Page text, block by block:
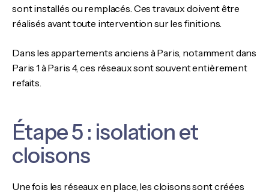
sont installés ou remplacés. Ces travaux doivent être
réalisés avant toute intervention sur les finitions.
Dans les appartements anciens à Paris, notamment dans
Paris 1 à Paris 4, ces réseaux sont souvent entièrement
refaits.
Étape 5 : isolation et
cloisons
Une fois les réseaux en place, les cloisons sont créées